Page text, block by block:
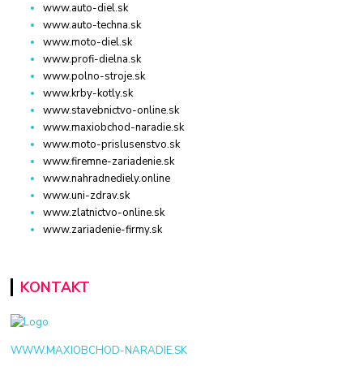
www.auto-diel.sk
www.auto-techna.sk
www.moto-diel.sk
www.profi-dielna.sk
www.polno-stroje.sk
www.krby-kotly.sk
www.stavebnictvo-online.sk
www.maxiobchod-naradie.sk
www.moto-prislusenstvo.sk
www.firemne-zariadenie.sk
www.nahradnediely.online
www.uni-zdrav.sk
www.zlatnictvo-online.sk
www.zariadenie-firmy.sk
KONTAKT
WWW.MAXIOBCHOD-NARADIE.SK